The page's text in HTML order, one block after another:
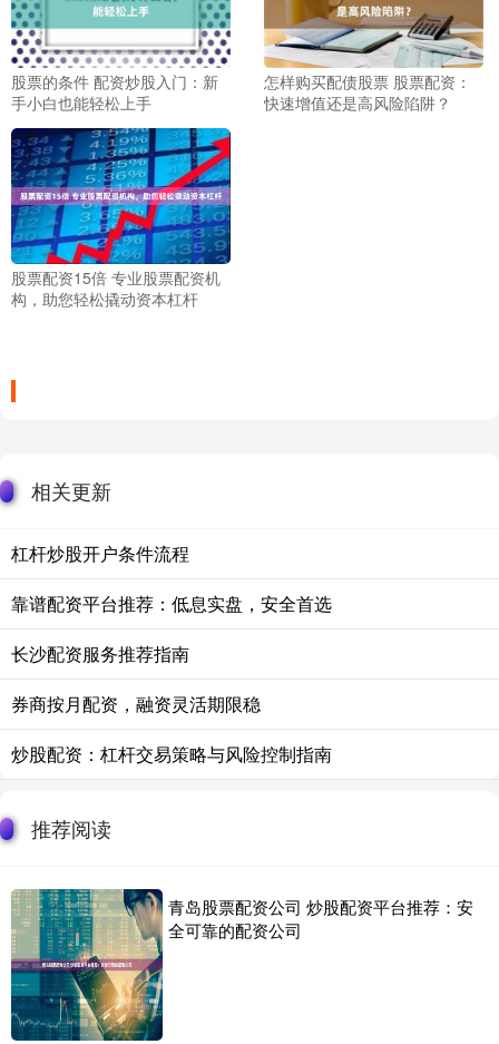
股票的条件 配资炒股入门：新
手小白也能轻松上手
怎样购买配债股票 股票配资：
快速增值还是高风险陷阱？
股票配资15倍 专业股票配资机
构，助您轻松撬动资本杠杆
相关更新
杠杆炒股开户条件流程
靠谱配资平台推荐：低息实盘，安全首选
长沙配资服务推荐指南
券商按月配资，融资灵活期限稳
炒股配资：杠杆交易策略与风险控制指南
推荐阅读
青岛股票配资公司 炒股配资平台推荐：安
全可靠的配资公司